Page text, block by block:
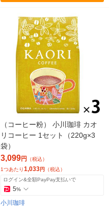
（コーヒー粉） 小川珈琲 カオ
リコーヒー 1セット（220g×3
袋）
3,099円
（税込）
1つあたり1,033円 （税込）
ログイン&全額PayPay支払いで
5%
小川珈琲